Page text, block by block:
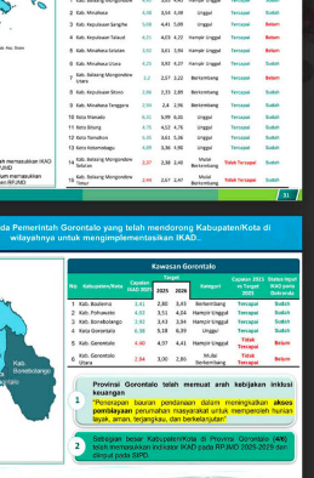
pusat pendidikan,
yang aman bagi warga lokal
dari langkah strategis
di bawah kepemimpinan
Salah satu pilar utamanya
toleransi antarumat
menegaskan komitmennya
bagi seluruh lapisan
latar belakang agama.
lewat dukungan nyata
keagamaan, termasuk bagi